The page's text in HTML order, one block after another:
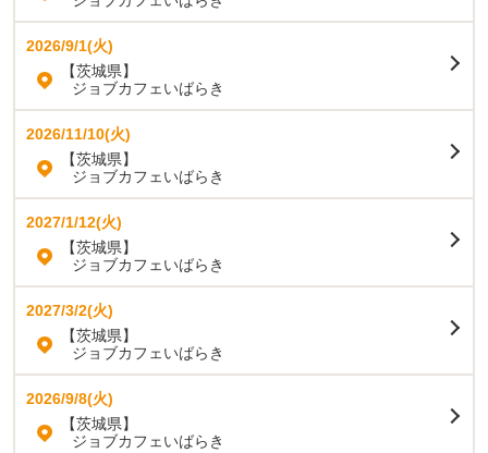
2026/9/1(火)
【茨城県】
ジョブカフェいばらき
2026/11/10(火)
【茨城県】
ジョブカフェいばらき
2027/1/12(火)
【茨城県】
ジョブカフェいばらき
2027/3/2(火)
【茨城県】
ジョブカフェいばらき
2026/9/8(火)
【茨城県】
ジョブカフェいばらき